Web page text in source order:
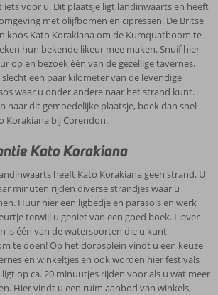
iets voor u. Dit plaatsje ligt landinwaarts en heeft
met olijfbomen en cipressen. De Britse
koos Kato Korakiana om de Kumquatboom te
hun bekende likeur mee maken. Snuif hier
op en bezoek één van de gezellige tavernes.
een paar kilometer van de levendige
waar u onder andere naar het strand kunt.
naar dit gemoedelijke plaatsje, boek dan snel
Korakiana bij Corendon.
Kato Korakiana
heeft Kato Korakiana geen strand. U
minuten rijden diverse strandjes waar u
Huur hier een ligbedje en parasols en werk
terwijl u geniet van een goed boek. Liever
is één van de watersporten die u kunt
te doen! Op het dorpsplein vindt u een keuze
en winkeltjes en ook worden hier festivals
op ca. 20 minuutjes rijden voor als u wat meer
Hier vindt u een ruim aanbod van winkels,